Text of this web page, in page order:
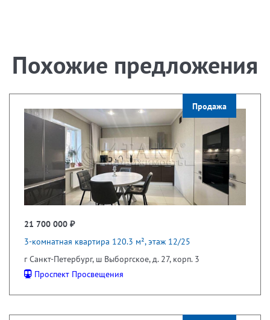
Похожие предложения
Продажа
21 700 000 ₽
3-комнатная квартира 120.3 м², этаж 12/25
г Санкт-Петербург, ш Выборгское, д. 27, корп. 3
Проспект Просвещения